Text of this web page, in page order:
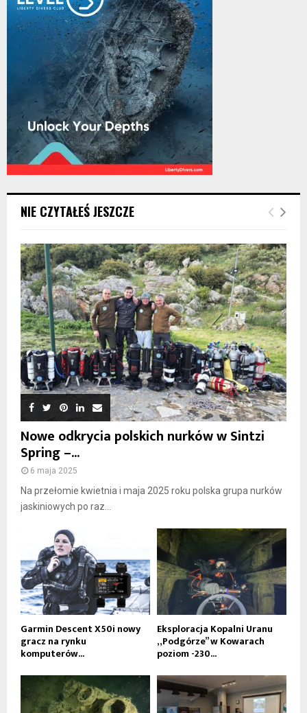
NIE CZYTAŁEŚ JESZCZE
Nowe odkrycia polskich nurków w Sintzi
Spring –...
6 maja 2025
Na przełomie kwietnia i maja 2025 roku polska grupa nurków
jaskiniowych po raz...
Garmin Descent X50i nowy
gracz na rynku
komputerów...
Eksploracja Kopalni Uranu
„Podgórze” w Kowarach
poziom -230...